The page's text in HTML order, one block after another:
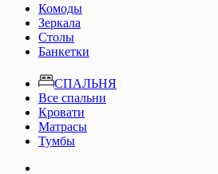
Комоды
Зеркала
Столы
Банкетки
СПАЛЬНЯ
Все спальни
Кровати
Матрасы
Тумбы